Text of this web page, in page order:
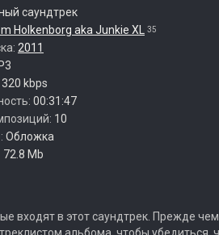
саундтрек
Holkenborg aka Junkie XL
35
2011
320 kbps
00:31:47
10
Обложка
72.8 Mb
входят в этот саундтрек. Прежде чем